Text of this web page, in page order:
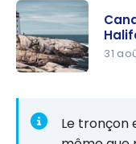
belles
plages
d’eau
chaude au
Brunswick
guide de
voyage à
31
Le tronçon